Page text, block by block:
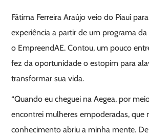
Fátima Ferreira Araújo veio do Piauí
experiência a partir de um programa da
o EmpreendAE. Contou, um pouco
fez da oportunidade o estopim para
transformar sua vida.
“Quando eu cheguei na Aegea, por
encontrei mulheres empoderadas, que
conhecimento abriu a minha mente.